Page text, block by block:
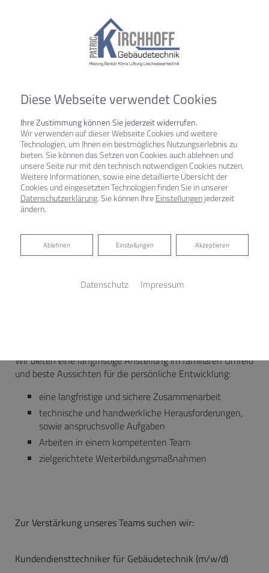
JOBS: OFFENE STELLEN
Wir bieten eine langfristige Anstellung im familiären Umfeld
und beste Aussichten für die persönliche Entwicklung:
eine langfristige und sichere Zusammenarbeit
technische und handwerkliche Herausforderungen,
sowie anspruchsvolle Aufgaben
Arbeiten in einem kompetenten Team
zielgerichtete Weiterbildungsmaßnahmen
Zur Verstärkung unseres Teams suchen wir:
Kundendiensttechniker für Gebäudetechnik (m/w/d)
Diese Webseite verwendet Cookies
Ihre Zustimmung können Sie jederzeit widerrufen.
Wir verwenden auf dieser Webseite Cookies und weitere
Technologien, um Ihnen ein bestmögliches Nutzungserlebnis zu
bieten. Sie können das Setzen von Cookies auch ablehnen und
unsere Seite nur mit den technisch notwendigen Cookies nutzen.
Weitere Informationen, sowie eine detaillierte Übersicht der
Cookies und eingesetzten Technologien finden Sie in unserer
Datenschutzerklärung. Sie können IhreEinstellungenjederzeit
ändern.
Akzeptieren
Einstellungen
Ablehnen
Ablehnen
Datenschutz Impressum